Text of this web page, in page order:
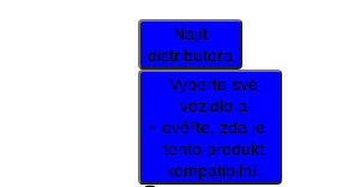
Najít
distributora
Vyberte své
vozidlo a
ověřte, zda je
tento produkt
kompatibilní.